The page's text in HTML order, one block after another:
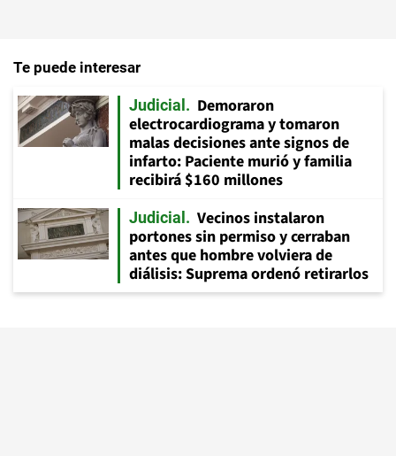
Te puede interesar
Judicial
Demoraron
electrocardiograma y tomaron
malas decisiones ante signos de
infarto: Paciente murió y familia
recibirá $160 millones
Judicial
Vecinos instalaron
portones sin permiso y cerraban
antes que hombre volviera de
diálisis: Suprema ordenó retirarlos